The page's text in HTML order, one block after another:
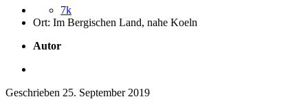
7k
Ort: Im Bergischen Land, nahe Koeln
Autor
Geschrieben 25. September 2019